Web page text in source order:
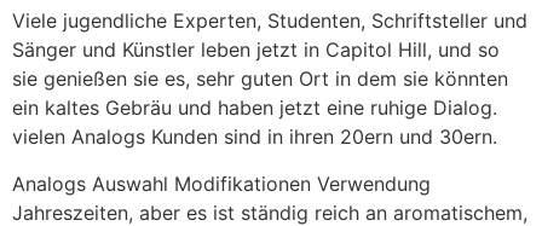
Viele jugendliche Experten, Studenten, Schriftsteller und
Sänger und Künstler leben jetzt in Capitol Hill, und so
sie genießen sie es, sehr guten Ort in dem sie könnten
ein kaltes Gebräu und haben jetzt eine ruhige Dialog.
vielen Analogs Kunden sind in ihren 20ern und 30ern.
Analogs Auswahl Modifikationen Verwendung
Jahreszeiten, aber es ist ständig reich an aromatischem,